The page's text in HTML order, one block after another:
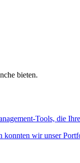
bieten.
Tools, die
wir unser